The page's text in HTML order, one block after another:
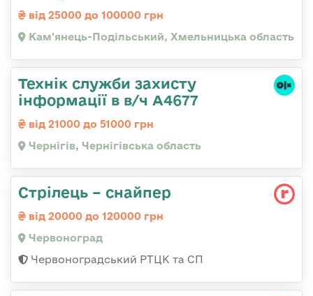
від 25000 до 100000 грн
Кам'янець-Подільський, Хмельницька область
Технік служби захисту
інформації в в/ч А4677
від 21000 до 51000 грн
Чернігів, Чернігівська область
Стрілець – снайпер
від 20000 до 120000 грн
Червоноград
Червоноградський РТЦК та СП